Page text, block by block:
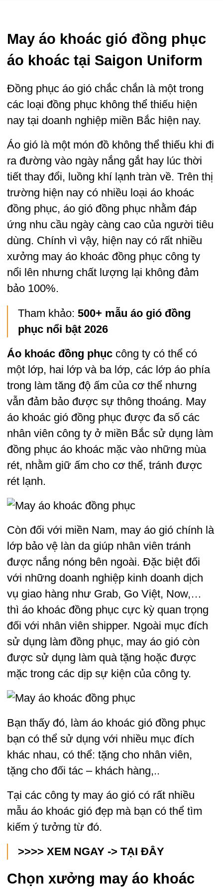
May áo khoác gió đồng phục
áo khoác tại Saigon Uniform
Đồng phục áo gió chắc chắn là một trong
các loại đồng phục không thể thiếu hiện
nay tại doanh nghiệp miền Bắc hiện nay.
Áo gió là một món đồ không thể thiếu khi đi
ra đường vào ngày nắng gắt hay lúc thời
tiết thay đổi, luồng khí lạnh tràn về. Trên thị
trường hiện nay có nhiều loại áo khoác
đồng phục, áo gió đồng phục nhằm đáp
ứng nhu cầu ngày càng cao của người tiêu
dùng. Chính vì vậy, hiện nay có rất nhiều
xưởng may áo khoác đồng phục công ty
nổi lên nhưng chất lượng lại không đảm
bảo 100%.
Tham khảo:500+ mẫu áo gió đồng
phục nổi bật 2026
Áo khoác đồng phục công ty có thể có
một lớp, hai lớp và ba lớp, các lớp áo phía
trong làm tăng độ ấm của cơ thể nhưng
vẫn đảm bảo được sự thông thoáng. May
áo khoác gió đồng phục được đa số các
nhân viên công ty ở miền Bắc sử dụng làm
đồng phục áo khoác mặc vào những mùa
rét, nhằm giữ ấm cho cơ thể, tránh được
rét lạnh.
Còn đối với miền Nam, may áo gió chính là
lớp bảo vệ làn da giúp nhân viên tránh
được nắng nóng bên ngoài. Đặc biệt đối
với những doanh nghiệp kinh doanh dịch
vụ giao hàng như Grab, Go Việt, Now,…
thì áo khoác đồng phục cực kỳ quan trọng
đối với nhân viên shipper. Ngoài mục đích
sử dụng làm đồng phục, may áo gió còn
được sử dụng làm quà tặng hoặc được
mặc trong các dịp sự kiện của công ty.
Bạn thấy đó, làm áo khoác gió đồng phục
bạn có thể sử dụng với nhiều mục đích
khác nhau, có thể: tặng cho nhân viên,
tặng cho đối tác – khách hàng,..
Tại các công ty may áo gió có rất nhiều
mẫu áo khoác gió đẹp mà bạn có thể tìm
kiếm ý tưởng từ đó.
>>>> XEM NGAY ->TẠI ĐÂY
Chọn xưởng may áo khoác